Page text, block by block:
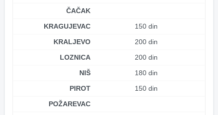
ČAČAK
KRAGUJEVAC
150 din
KRALJEVO
200 din
LOZNICA
200 din
NIŠ
180 din
PIROT
150 din
POŽAREVAC